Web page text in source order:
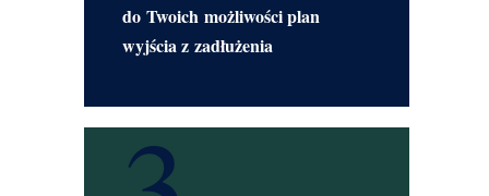
do Twoich możliwości plan
wyjścia z zadłużenia